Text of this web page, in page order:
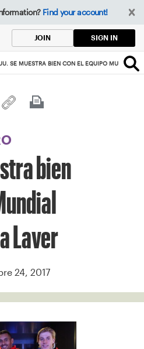
Find your account!
JOIN SIGN IN
SE MUESTRA BIEN CON EL EQUIPO MUNDIAL
bien
Laver
24, 2017